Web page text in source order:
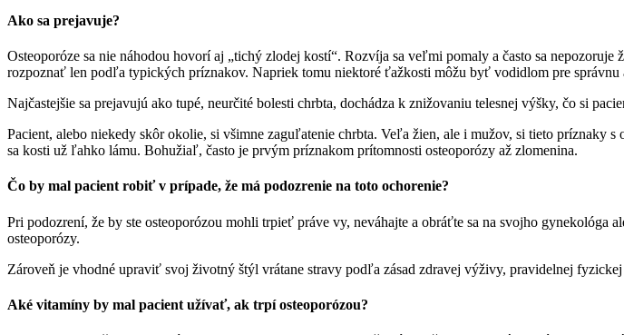
Ako sa prejavuje?
Osteoporóze sa nie náhodou hovorí aj „tichý zlodej kostí“. Rozvíja sa veľmi pomaly a často sa
rozpoznať len podľa typických príznakov. Napriek tomu niektoré ťažkosti môžu byť vodidlom pre správnu
Najčastejšie sa prejavujú ako tupé, neurčité bolesti chrbta, dochádza k znižovaniu telesnej výšky, čo si
Pacient, alebo niekedy skôr okolie, si všimne zaguľatenie chrbta. Veľa žien, ale i mužov, si tieto príznaky
sa kosti už ľahko lámu. Bohužiaľ, často je prvým príznakom prítomnosti osteoporózy až zlomenina.
Čo by mal pacient robiť v prípade, že má podozrenie na toto ochorenie?
Pri podozrení, že by ste osteoporózou mohli trpieť práve vy, neváhajte a obráťte sa na svojho
osteoporózy.
Zároveň je vhodné upraviť svoj životný štýl vrátane stravy podľa zásad zdravej výživy, pravidelnej
Aké vitamíny by mal pacient užívať, ak trpí osteoporózou?